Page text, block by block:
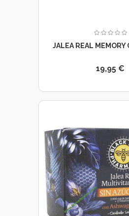
JALEA REAL MEMORY
19,95 €